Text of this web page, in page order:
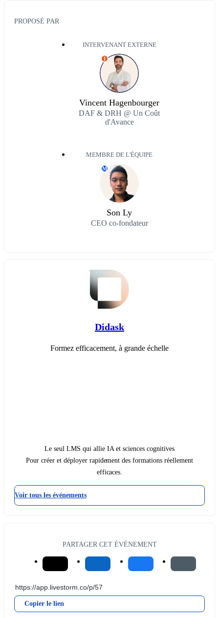
PROPOSÉ PAR
INTERVENANT EXTERNE
I
Vincent Hagenbourger
DAF & DRH @ Un Coût
d'Avance
MEMBRE DE L'ÉQUIPE
M
Son Ly
CEO co-fondateur
Didask
Formez efficacement, à grande échelle
Le seul LMS qui allie IA et sciences cognitives
Pour créer et déployer rapidement des formations réellement
efficaces.
Voir tous les événements
PARTAGER CET ÉVÉNEMENT
Copier le lien